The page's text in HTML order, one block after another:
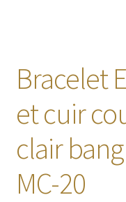
Bracelet
et cuir
clair
MC-20